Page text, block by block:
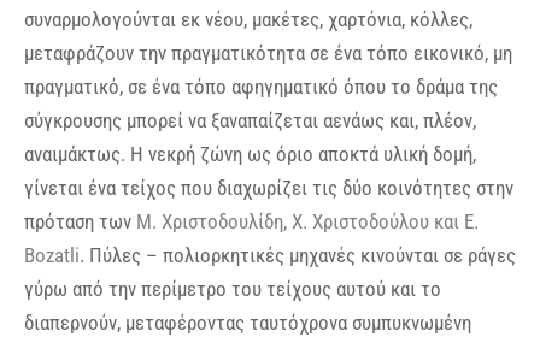
συναρμολογούνται εκ νέου, μακέτες, χαρτόνια, κόλλες,
μεταφράζουν την πραγματικότητα σε ένα τόπο εικονικό, μη
πραγματικό, σε ένα τόπο αφηγηματικό όπου το δράμα της
σύγκρουσης μπορεί να ξαναπαίζεται αενάως και, πλέον,
αναιμάκτως. Η νεκρή ζώνη ως όριο αποκτά υλική δομή,
γίνεται ένα τείχος που διαχωρίζει τις δύο κοινότητες στην
πρόταση των Μ. Χριστοδουλίδη, Χ. Χριστοδούλου και E.
Bozatli. Πύλες – πολιορκητικές μηχανές κινούνται σε ράγες
γύρω από την περίμετρο του τείχους αυτού και το
διαπερνούν, μεταφέροντας ταυτόχρονα συμπυκνωμένη